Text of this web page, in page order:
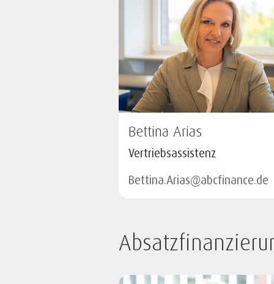
Bettina Arias
Vertriebsassistenz
Bettina.Arias@abcfinance.de